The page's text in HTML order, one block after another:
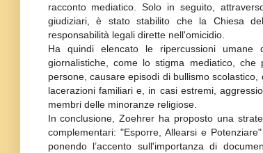
racconto mediatico. Solo in seguito,
giudiziari, è stato stabilito che la Chiesa
responsabilità legali dirette nell'omicidio.
Ha quindi elencato le ripercussioni umane
giornalistiche, come lo stigma mediatico,
persone, causare episodi di bullismo scolastico,
lacerazioni familiari e, in casi estremi,
membri delle minoranze religiose.
In conclusione, Zoehrer ha proposto una
complementari: "Esporre, Allearsi e
ponendo l’accento sull'importanza di